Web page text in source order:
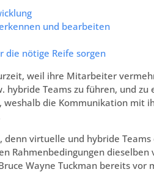
und bearbeiten
die nötige Reife sorgen
weil ihre Mitarbeiter
hybride Teams zu führen, und
die Kommunikation mit
virtuelle und hybride
Rahmenbedingungen dieselben
Wayne Tuckman bereits vor